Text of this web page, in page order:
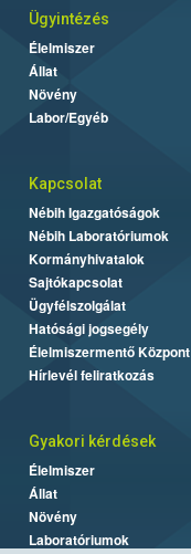
Ügyintézés
Élelmiszer
Állat
Növény
Labor/Egyéb
Kapcsolat
Nébih Igazgatóságok
Nébih Laboratóriumok
Kormányhivatalok
Sajtókapcsolat
Ügyfélszolgálat
Hatósági jogsegély
Élelmiszermentő Központ
Hírlevél feliratkozás
Gyakori kérdések
Élelmiszer
Állat
Növény
Laboratóriumok